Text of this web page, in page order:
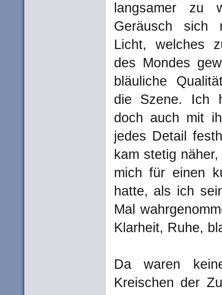
langsamer zu
Geräusch sich
Licht, welches
des Mondes
bläuliche
die Szene. Ich
doch auch mit
jedes Detail
kam stetig
mich für einen
hatte, als ich
Mal
Klarheit, Ruhe,
Da waren
Kreischen der